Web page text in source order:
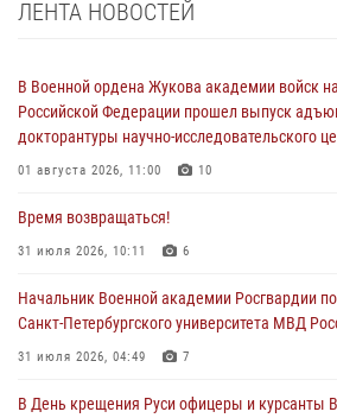
ЛЕНТА НОВОСТЕЙ
В Военной ордена Жукова академии войск
Российской Федерации прошел выпуск
докторантуры научно-исследовательского
01 августа 2026, 11:00 10
Время возвращаться!
31 июля 2026, 10:11 6
Начальник Военной академии Росгвардии
Санкт-Петербургского университета МВД
31 июля 2026, 04:49 7
В День крещения Руси офицеры и курсанты